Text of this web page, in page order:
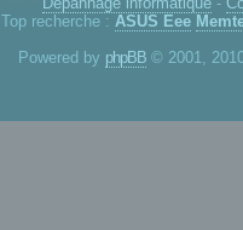
Top recherche : ASUS Eee
Powered by phpBB © 2001,